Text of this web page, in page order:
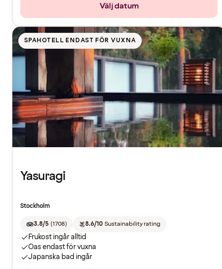
Välj datum
SPAHOTELL ENDAST FÖR VUXNA
Yasuragi
Stockholm
3.8/5 (1708) 8.6/10 Sustainability rating
Frukost ingår alltid
Oas endast för vuxna
Japanska bad ingår